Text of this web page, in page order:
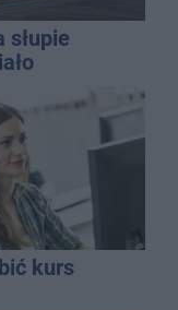
słupie
kurs